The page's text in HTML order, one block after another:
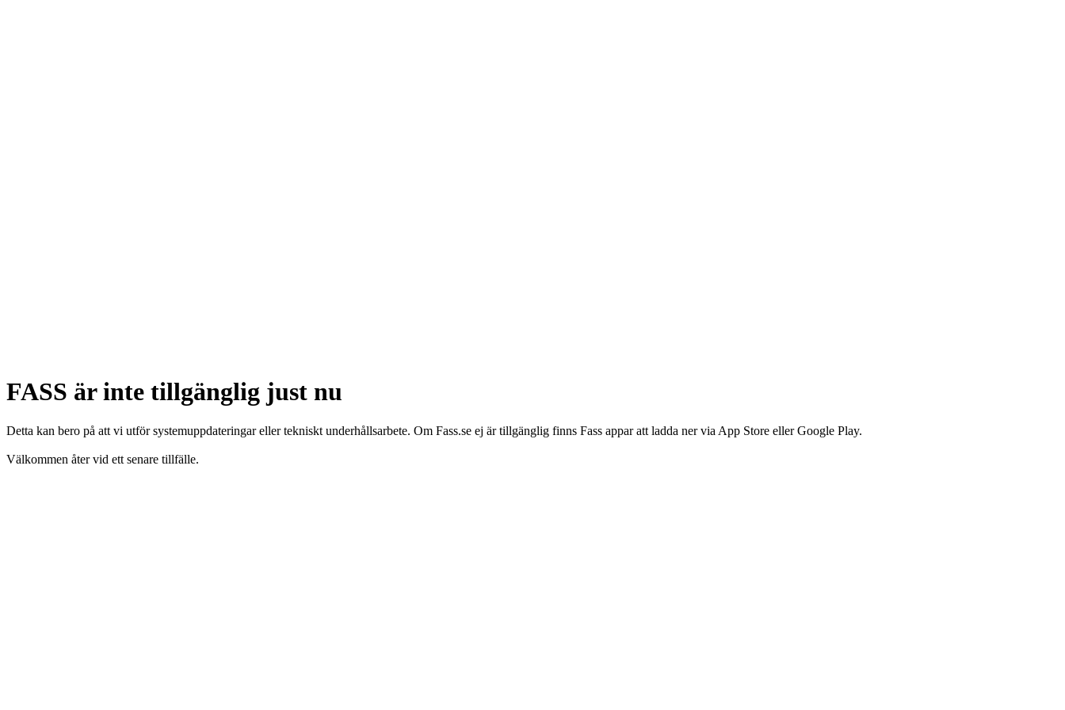
FASS är inte tillgänglig just nu
Detta kan bero på att vi utför systemuppdateringar eller tekniskt underhållsarbete. Om Fass.se ej är tillgänglig finns Fass appar att ladda ner via App Store eller Google Play.
Välkommen åter vid ett senare tillfälle.